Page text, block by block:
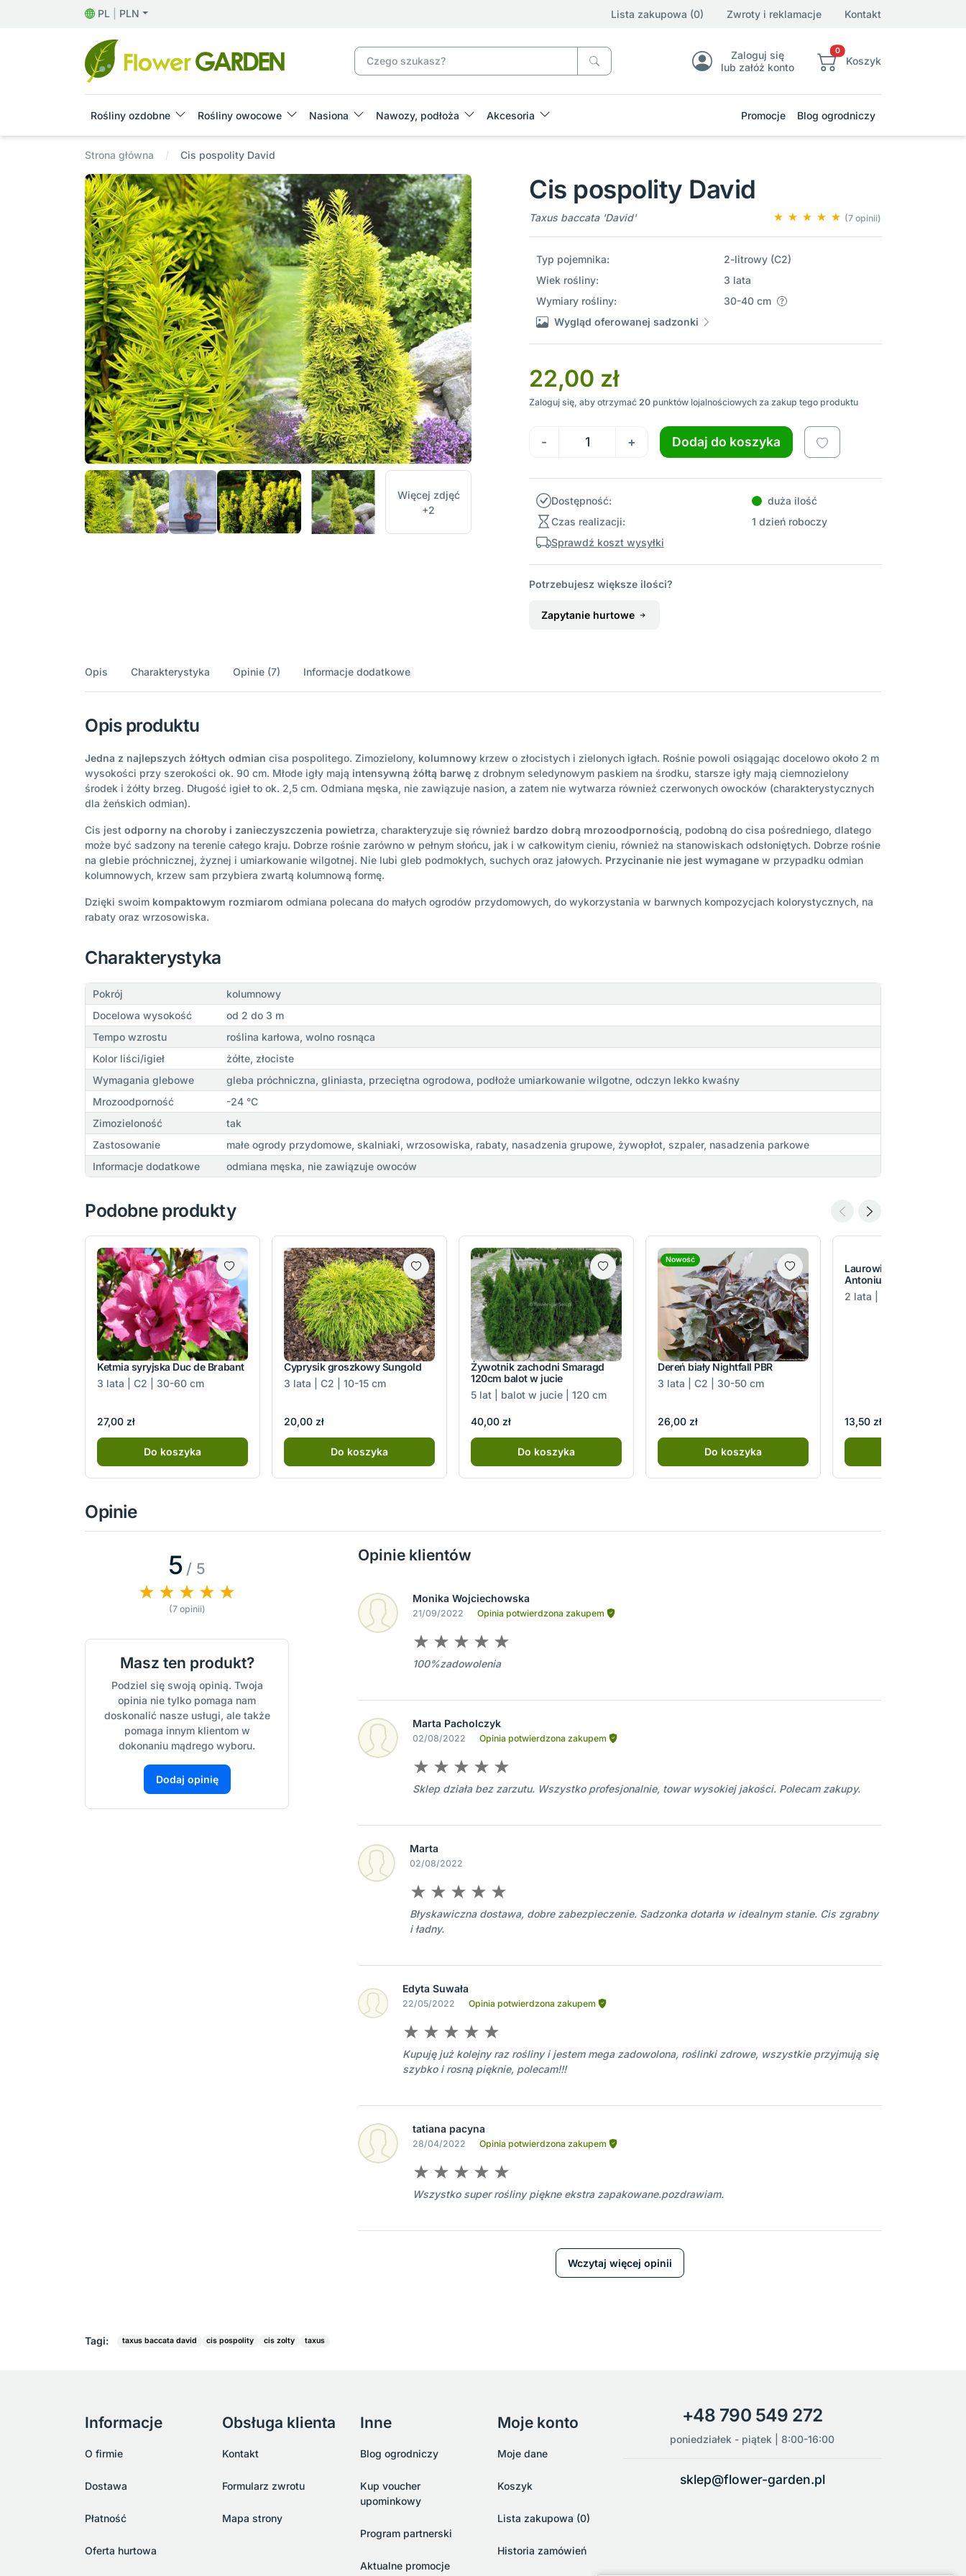
PL PLN Lista zakupowa (0) Zwroty i reklamacje Kontakt
Zaloguj się
lub załóż konto
0
Koszyk
Rośliny ozdobne Rośliny owocowe Nasiona Nawozy, podłoża Akcesoria Promocje Blog ogrodniczy
Strona główna Cis pospolity David
Więcej zdjęć
+2
Cis pospolity David
Taxus baccata 'David' (7 opinii)
Typ pojemnika:
2-litrowy (C2)
Wiek rośliny:
3 lata
Wymiary rośliny:
30-40 cm
Wygląd oferowanej sadzonki
22,00 zł
Zaloguj się, aby otrzymać 20 punktów lojalnościowych za zakup tego produktu
Dodaj do koszyka
Dostępność:
duża ilość
Czas realizacji:
1 dzień roboczy
Sprawdź koszt wysyłki
Potrzebujesz większe ilości?
Zapytanie hurtowe
Opis Charakterystyka Opinie (7) Informacje dodatkowe
Opis produktu
Jedna z najlepszych żółtych odmian cisa pospolitego. Zimozielony, kolumnowy krzew o złocistych i zielonych igłach. Rośnie powoli osiągając docelowo około 2 m
wysokości przy szerokości ok. 90 cm. Młode igły mają intensywną żółtą barwę z drobnym seledynowym paskiem na środku, starsze igły mają ciemnozielony
środek i żółty brzeg. Długość igieł to ok. 2,5 cm. Odmiana męska, nie zawiązuje nasion, a zatem nie wytwarza również czerwonych owocków (charakterystycznych
dla żeńskich odmian).
Cis jest odporny na choroby i zanieczyszczenia powietrza, charakteryzuje się również bardzo dobrą mrozoodpornością, podobną do cisa pośredniego, dlatego
może być sadzony na terenie całego kraju. Dobrze rośnie zarówno w pełnym słońcu, jak i w całkowitym cieniu, również na stanowiskach odsłoniętych. Dobrze rośnie
na glebie próchnicznej, żyznej i umiarkowanie wilgotnej. Nie lubi gleb podmokłych, suchych oraz jałowych. Przycinanie nie jest wymagane w przypadku odmian
kolumnowych, krzew sam przybiera zwartą kolumnową formę.
Dzięki swoim kompaktowym rozmiarom odmiana polecana do małych ogrodów przydomowych, do wykorzystania w barwnych kompozycjach kolorystycznych, na
rabaty oraz wrzosowiska.
Charakterystyka
Pokrój
kolumnowy
Docelowa wysokość
od 2 do 3 m
Tempo wzrostu
roślina karłowa, wolno rosnąca
Kolor liści/igieł
żółte, złociste
Wymagania glebowe
gleba próchniczna, gliniasta, przeciętna ogrodowa, podłoże umiarkowanie wilgotne, odczyn lekko kwaśny
Mrozoodporność
-24 °C
Zimozieloność
tak
Zastosowanie
małe ogrody przydomowe, skalniaki, wrzosowiska, rabaty, nasadzenia grupowe, żywopłot, szpaler, nasadzenia parkowe
Informacje dodatkowe
odmiana męska, nie zawiązuje owoców
Podobne produkty
Ketmia syryjska Duc de Brabant
3 lata | C2 | 30-60 cm
27,00 zł
Do koszyka
Cyprysik groszkowy Sungold
3 lata | C2 | 10-15 cm
20,00 zł
Do koszyka
Żywotnik zachodni Smaragd
120cm balot w jucie
5 lat | balot w jucie | 120 cm
40,00 zł
Do koszyka
Nowość
Dereń biały Nightfall PBR
3 lata | C2 | 30-50 cm
26,00 zł
Do koszyka
Laurowiśnia wschodnia
Antonius PBR
2 lata | P9 | 15-25 cm
13,50 zł
Opinie
5 / 5
(7 opinii)
Masz ten produkt?
Podziel się swoją opinią. Twoja
opinia nie tylko pomaga nam
doskonalić nasze usługi, ale także
pomaga innym klientom w
dokonaniu mądrego wyboru.
Dodaj opinię
Opinie klientów
Monika Wojciechowska
21/09/2022 Opinia potwierdzona zakupem
100%zadowolenia
Marta Pacholczyk
02/08/2022 Opinia potwierdzona zakupem
Sklep działa bez zarzutu. Wszystko profesjonalnie, towar wysokiej jakości. Polecam zakupy.
Marta
02/08/2022
Błyskawiczna dostawa, dobre zabezpieczenie. Sadzonka dotarła w idealnym stanie. Cis zgrabny
i ładny.
Edyta Suwała
22/05/2022 Opinia potwierdzona zakupem
Kupuję już kolejny raz rośliny i jestem mega zadowolona, roślinki zdrowe, wszystkie przyjmują się
szybko i rosną pięknie, polecam!!!
tatiana pacyna
28/04/2022 Opinia potwierdzona zakupem
Wszystko super rośliny piękne ekstra zapakowane.pozdrawiam.
Wczytaj więcej opinii
Tagi: taxus baccata david cis pospolity cis zolty taxus
Informacje
O firmie
Dostawa
Płatność
Oferta hurtowa
Obsługa klienta
Kontakt
Formularz zwrotu
Mapa strony
Inne
Blog ogrodniczy
Kup voucher
upominkowy
Program partnerski
Aktualne promocje
Moje konto
Moje dane
Koszyk
Lista zakupowa (0)
Historia zamówień
+48 790 549 272
poniedziałek - piątek | 8:00-16:00
sklep@flower-garden.pl